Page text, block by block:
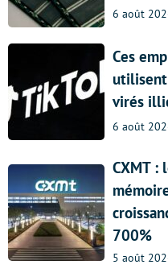
6 août
Ces
utilisent
virés
6 août
CXMT :
700%
5 août